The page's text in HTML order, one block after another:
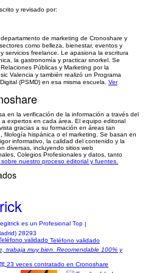
y revisado por:
de marketing de Cronoshare y
como belleza, bienestar, eventos y
servicios freelance. Le apasiona la escritura
la gastronomía y practicar snorkel. Se
Públicas y Marketing por la
Valencia y también realizó un Programa
(PSMD) en esa misma escuela. Ver
en la verificación de la información a través del
expertos en cada área. El equipo editorial
gracias a su formación en áreas tan
filología hispánica o el marketing. Se basan en
informativo, la calidad del contenido y la
diversas, incluyendo sitios web
Colegios Profesionales y datos, tanto
nuestro proceso editorial y fuentes.
|
28293
Teléfono validado
trabaja muy bien. Recomendable 100% y
23 veces contratado en Cronoshare